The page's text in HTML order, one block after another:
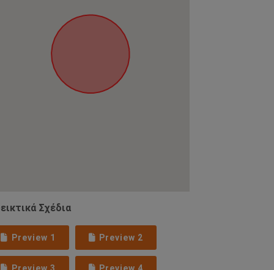
Σχέδια
Preview 1 Preview 2